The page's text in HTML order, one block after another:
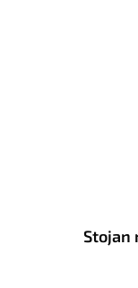
Stojan